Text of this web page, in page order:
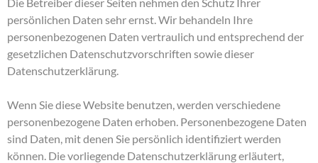
persönlichen Daten sehr ernst. Wir behandeln Ihre
personenbezogenen Daten vertraulich und entsprechend der
gesetzlichen Datenschutzvorschriften sowie dieser
Datenschutzerklärung.
Wenn Sie diese Website benutzen, werden verschiedene
personenbezogene Daten erhoben. Personenbezogene Daten
sind Daten, mit denen Sie persönlich identifiziert werden
können. Die vorliegende Datenschutzerklärung erläutert,